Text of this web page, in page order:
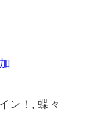
ン！, 蝶々